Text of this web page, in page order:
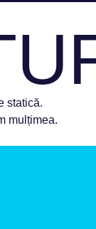
statică.
mulțimea.